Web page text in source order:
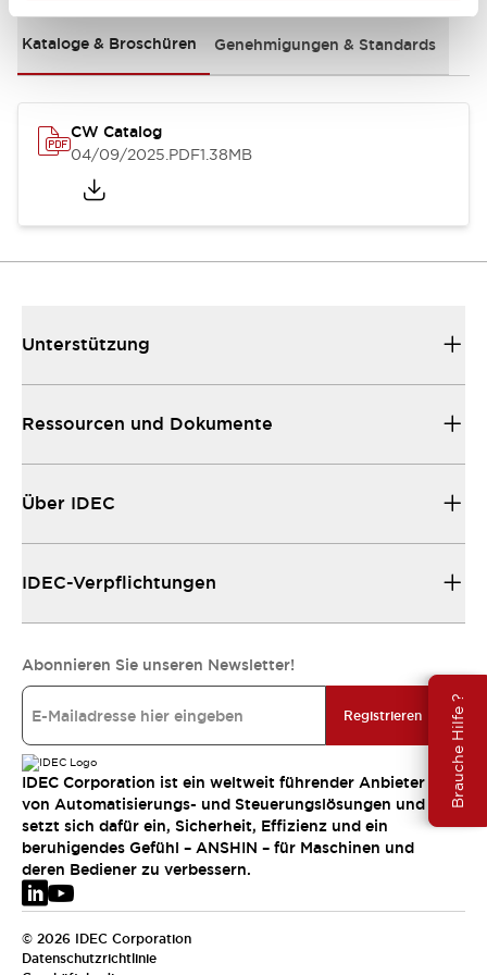
Brauche Hilfe ?
Kataloge & Broschüren Genehmigungen & Standards
CW Catalog
04/09/2025.PDF1.38MB
Unterstützung
Ressourcen und Dokumente
Über IDEC
IDEC-Verpflichtungen
Abonnieren Sie unseren Newsletter!
Registrieren
IDEC Corporation ist ein weltweit führender Anbieter
von Automatisierungs- und Steuerungslösungen und
setzt sich dafür ein, Sicherheit, Effizienz und ein
beruhigendes Gefühl – ANSHIN – für Maschinen und
deren Bediener zu verbessern.
© 2026 IDEC Corporation
Datenschutzrichtlinie